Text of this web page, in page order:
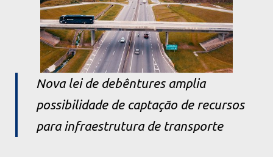
Nova lei de debêntures amplia
possibilidade de captação de recursos
para infraestrutura de transporte